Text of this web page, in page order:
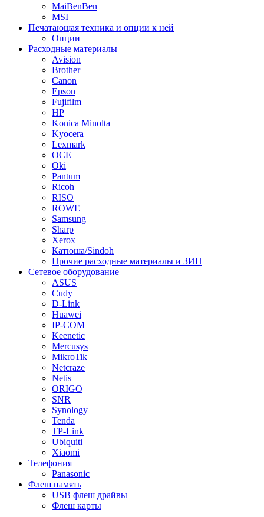
MaiBenBen
MSI
Печатающая техника и опции к ней
Опции
Расходные материалы
Avision
Brother
Canon
Epson
Fujifilm
HP
Konica Minolta
Kyocera
Lexmark
OCE
Oki
Pantum
Ricoh
RISO
ROWE
Samsung
Sharp
Xerox
Катюша/Sindoh
Прочие расходные материалы и ЗИП
Сетевое оборудование
ASUS
Cudy
D-Link
Huawei
IP-COM
Keenetic
Mercusys
MikroTik
Netcraze
Netis
ORIGO
SNR
Synology
Tenda
TP-Link
Ubiquiti
Xiaomi
Телефония
Panasonic
Флеш память
USB флеш драйвы
Флеш карты